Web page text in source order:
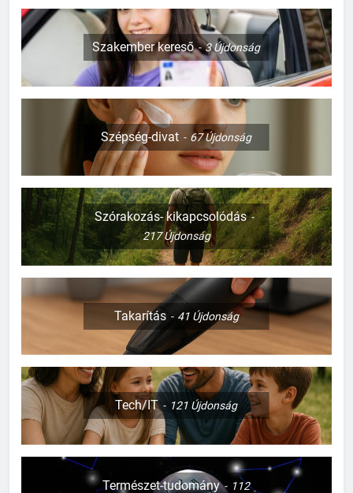
Szakember kereső 3Újdonság
Szépség-divat 67Újdonság
Szórakozás- kikapcsolódás
217Újdonság
Takarítás 41 Újdonság
Tech/IT 121 Újdonság
Természet-tudomány 112
127
Mi kell a templomi esküvőhöz?
CSALÁD-GYEREK-KAPCSOLATOK
ÉRDEKESSÉGEK
128
Mi kell a babaszobába?
CSALÁD-GYEREK-KAPCSOLATOK
129
Mikor kell családi szabályokat
felülvizsgálni
CSALÁD-GYEREK-KAPCSOLATOK
ÉRDEKESSÉGEK